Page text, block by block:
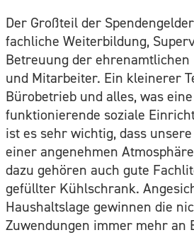
Der Großteil der
fachliche Weiterbildung,
Betreuung der
und Mitarbeiter. Ein kleinerer
Bürobetrieb und alles, was
funktionierende soziale
ist es sehr wichtig, dass
einer angenehmen
dazu gehören auch gute
gefüllter Kühlschrank.
Haushaltslage gewinnen die
Zuwendungen immer mehr an